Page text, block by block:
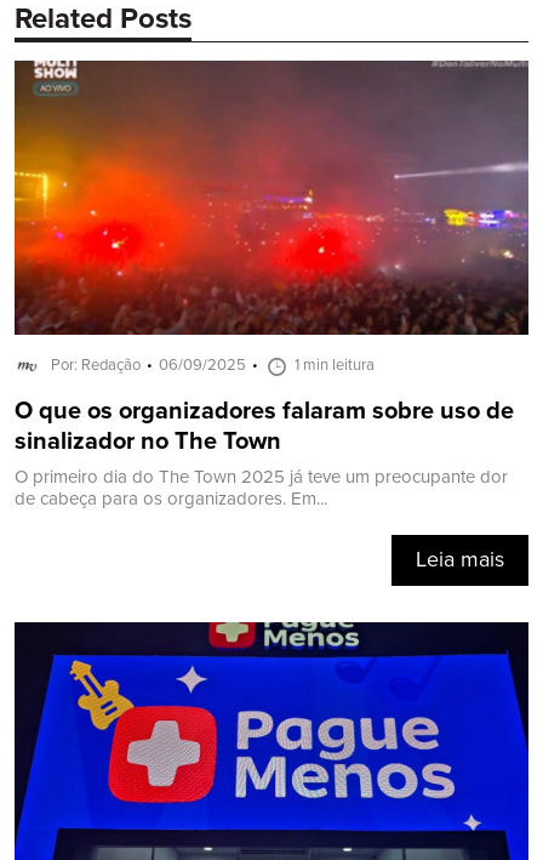
Related Posts
Por: Redação 06/09/2025 1 min leitura
O que os organizadores falaram sobre uso de
sinalizador no The Town
O primeiro dia do The Town 2025 já teve um preocupante dor
de cabeça para os organizadores. Em...
Leia mais